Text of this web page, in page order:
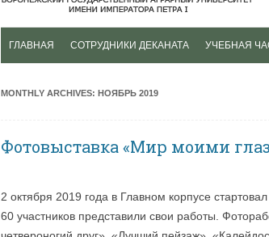
ГЛАВНАЯ СОТРУДНИКИ ДЕКАНАТА УЧЕБНАЯ
MONTHLY ARCHIVES: НОЯБРЬ 2019
Фотовыставка «Мир моими
2 октября 2019 года в Главном корпусе
60 участников представили свои работы.